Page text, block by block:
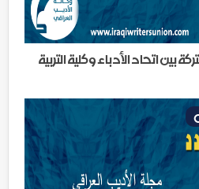
بين اتحاد الأدباء وكلية التربية